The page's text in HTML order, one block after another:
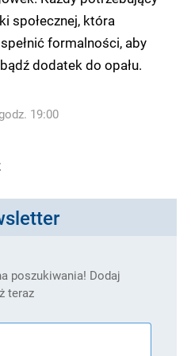
społecznej, która
formalności, aby
dodatek do opału.
19:00
poszukiwania! Dodaj
teraz